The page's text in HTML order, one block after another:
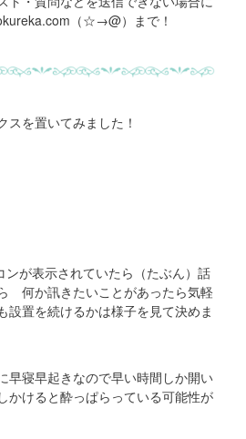
（☆→@）まで！
スを置いてみました！
が表示されていたら（たぶん）話
何か訊きたいことがあったら気軽
設置を続けるかは様子を見て決めま
早寝早起きなので早い時間しか開い
けると酔っぱらっている可能性が